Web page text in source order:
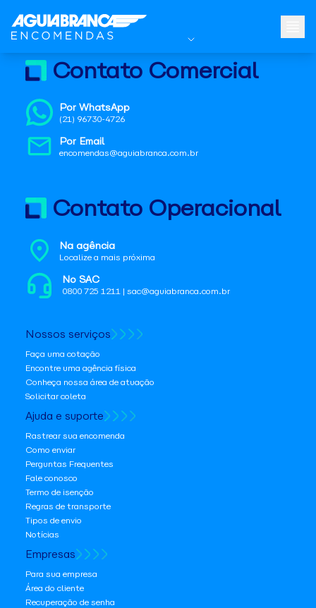
Contato Comercial
Por WhatsApp
(21) 96730-4726
Por Email
encomendas@aguiabranca.com.br
Contato Operacional
Na agência
Localize a mais próxima
No SAC
0800 725 1211 | sac@aguiabranca.com.br
Nossos serviços
Faça uma cotação
Encontre uma agência física
Conheça nossa área de atuação
Solicitar coleta
Ajuda e suporte
Rastrear sua encomenda
Como enviar
Perguntas Frequentes
Fale conosco
Termo de isenção
Regras de transporte
Tipos de envio
Notícias
Empresas
Para sua empresa
Área do cliente
Recuperação de senha